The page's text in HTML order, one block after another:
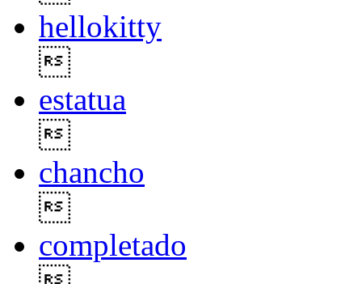
hellokitty
estatua
chancho
completado